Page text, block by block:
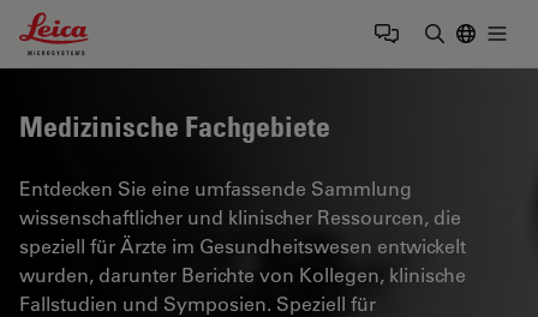
Leica Microsystems Logo
Medizinische Fachgebiete
Entdecken Sie eine umfassende Sammlung
wissenschaftlicher und klinischer Ressourcen, die
speziell für Ärzte im Gesundheitswesen entwickelt
wurden, darunter Berichte von Kollegen, klinische
Fallstudien und Symposien. Speziell für